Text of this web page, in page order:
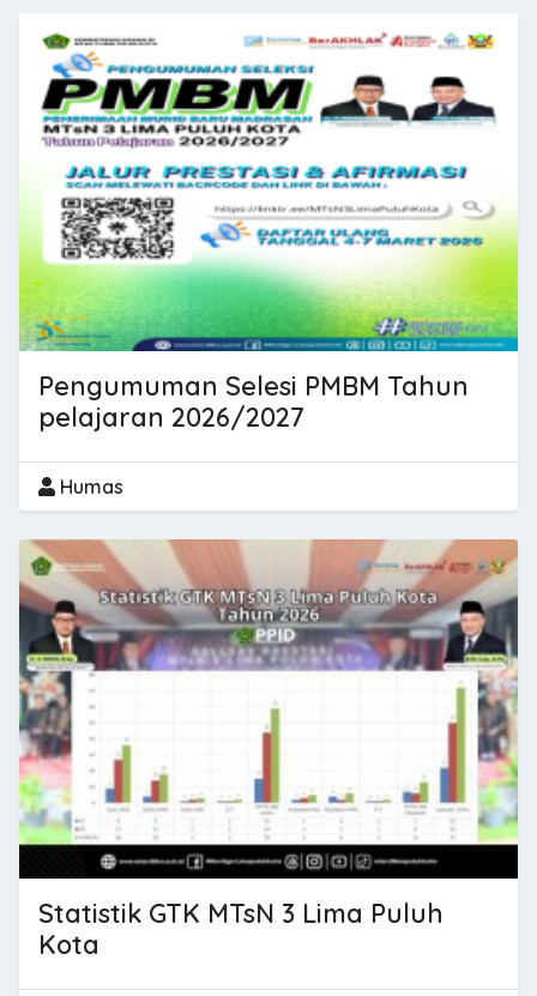
Pengumuman Selesi PMBM Tahun
pelajaran 2026/2027
Humas
Statistik GTK MTsN 3 Lima Puluh
Kota